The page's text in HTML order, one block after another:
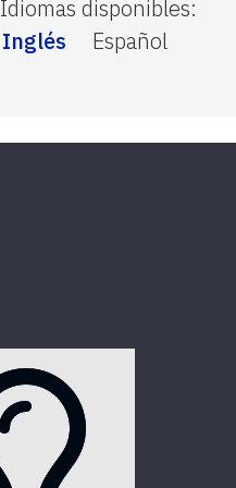
Idiomas disponibles:
Inglés
Español